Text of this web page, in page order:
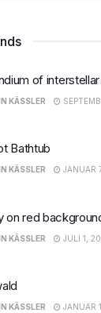
of
KÄSSLER
Bathtub
KÄSSLER JANUAR
on red
KÄSSLER JULI 1,
KÄSSLER JANUAR